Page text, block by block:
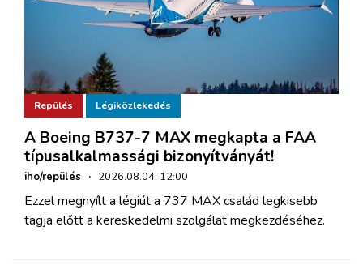
Repülés Légiközlekedés
A Boeing B737-7 MAX megkapta a FAA
típusalkalmassági bizonyítványát!
iho/repülés · 2026.08.04. 12:00
Ezzel megnyílt a légiút a 737 MAX család legkisebb
tagja előtt a kereskedelmi szolgálat megkezdéséhez.